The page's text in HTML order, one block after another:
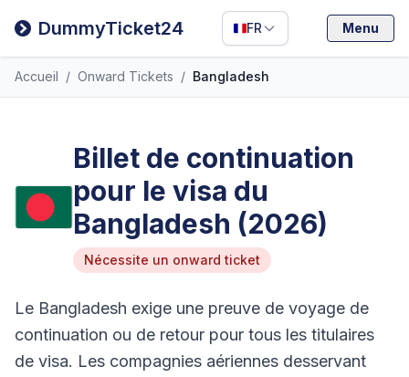
DummyTicket24 FR
Filipino
Deutsch
Español
Menu
Accueil / Onward Tickets / Bangladesh
Billet de continuation
pour le visa du
Bangladesh (2026)
Nécessite un onward ticket
Le Bangladesh exige une preuve de voyage de
continuation ou de retour pour tous les titulaires
de visa. Les compagnies aériennes desservant